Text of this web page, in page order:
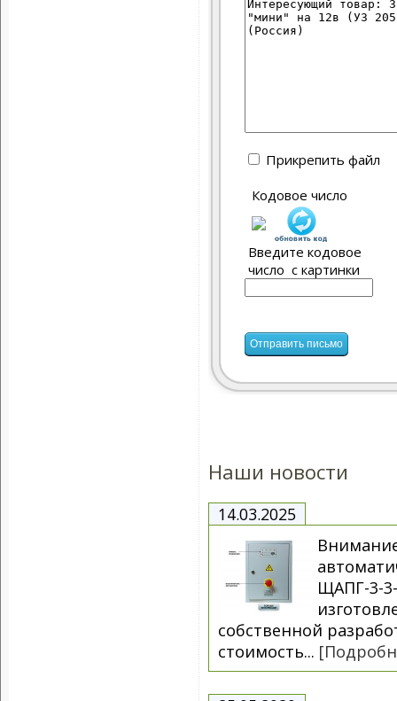
Прикрепить файл
Кодовое число
Введите кодовое
число с картинки
Наши новости
14.03.2025
ЩАПГ-3-
собственной
стоимость...